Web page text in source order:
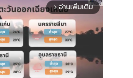
arrow_forward_ios อ่านเพิ่มเติม